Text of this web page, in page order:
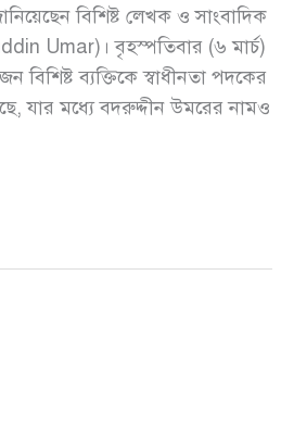
বিশিষ্ট লেখক ও সাংবাদিক
Umar)। বৃহস্পতিবার (৬ মার্চ)
বিশিষ্ট ব্যক্তিকে স্বাধীনতা পদকের
যার মধ্যে বদরুদ্দীন উমরের নামও